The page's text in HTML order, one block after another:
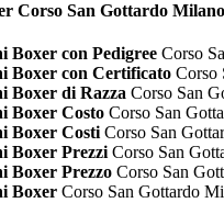
Corso San Gottardo Milano
Boxer con Pedigree Corso
Boxer con Certificato Corso
Boxer di Razza Corso San
Boxer Costo Corso San
Boxer Costi Corso San
Boxer Prezzi Corso San
Boxer Prezzo Corso San
Boxer Corso San Gottardo